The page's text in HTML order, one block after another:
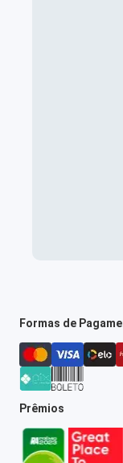
Formas de
Prêmios